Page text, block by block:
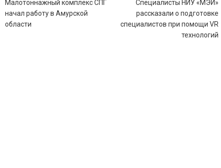
по
записям
Малотоннажный комплекс СПГ
начал работу в Амурской
области
Специалисты НИУ «МЭИ»
рассказали о подготовке
специалистов при помощи VR
технологий